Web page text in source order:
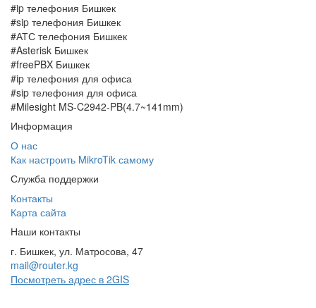
#ip телефония Бишкек
#sip телефония Бишкек
#АТС телефония Бишкек
#Asterisk Бишкек
#freePBX Бишкек
#ip телефония для офиса
#sip телефония для офиса
#Milesight MS-C2942-PB(4.7~141mm)
Информация
О нас
Как настроить MikroTik самому
Служба поддержки
Контакты
Карта сайта
Наши контакты
г. Бишкек, ул. Матросова, 47
mail@router.kg
Посмотреть адрес в 2GIS